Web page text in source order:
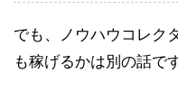
でも、ノウハウコレク
も稼げるかは別の話です